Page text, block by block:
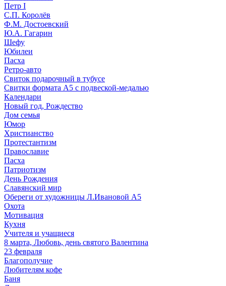
Петр I
С.П. Королёв
Ф.М. Достоевский
Ю.А. Гагарин
Шефу
Юбилеи
Пасха
Ретро-авто
Свиток подарочный в тубусе
Свитки формата А5 с подвеской-медалью
Календари
Новый год, Рождество
Дом семья
Юмор
Христианство
Протестантизм
Православие
Пасха
Патриотизм
День Рождения
Славянский мир
Обереги от художницы Л.Ивановой А5
Охота
Мотивация
Кухня
Учителя и учащиеся
8 марта, Любовь, день святого Валентина
23 февраля
Благополучие
Любителям кофе
Баня